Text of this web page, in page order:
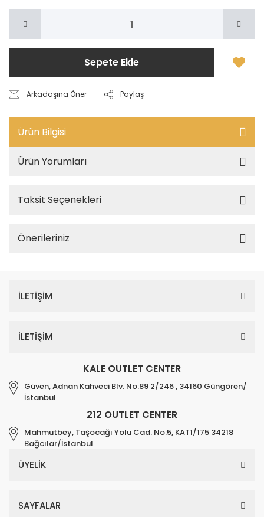
Sepete Ekle
Arkadaşına Öner Paylaş
Ürün Bilgisi
Ürün Yorumları
Taksit Seçenekleri
Önerileriniz
İLETİŞİM
İLETİŞİM
KALE OUTLET CENTER
Güven, Adnan Kahveci Blv. No:89 2/246 , 34160 Güngören/
İstanbul
212 OUTLET CENTER
Mahmutbey, Taşocağı Yolu Cad. No:5, KAT1/175 34218
Bağcılar/İstanbul
ÜYELİK
SAYFALAR